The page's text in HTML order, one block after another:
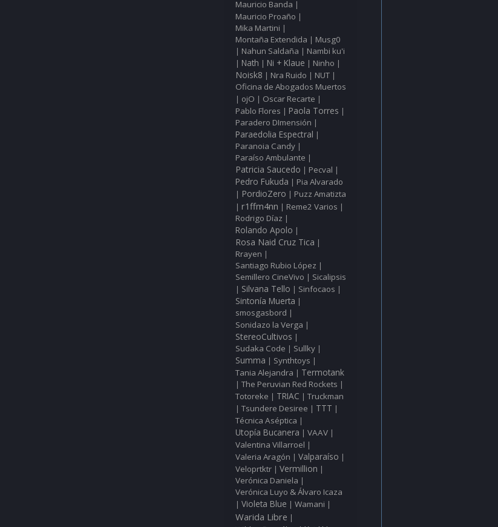
Mauricio Banda |
Mauricio Proaño |
Mika Martini |
Montaña Extendida | Musg0
| Nahun Saldaña | Nambi ku'i
| Nath | Ni + Klaue | Ninho |
Noisk8 | Nra Ruido | NUT|
Oficina de Abogados Muertos
| ojO | Oscar Recarte |
Pablo Flores | Paola Torres |
Paradero DImensión |
Paraedolia Espectral |
Paranoia Candy|
Paraíso Ambulante |
Patricia Saucedo | Pecval |
Pedro Fukuda | Pia Alvarado
| PordioZero | Puzz Amatizta
| r1ffm4nn | Reme2 Varios |
Rodrigo Díaz |
Rolando Apolo |
Rosa Naid Cruz Tica |
Rrayen |
Santiago Rubio López |
Semillero CineVivo | Sicalipsis
| Silvana Tello | Sinfocaos |
Sintonía Muerta |
smosgasbord |
Sonidazo la Verga |
StereoCultivos |
Sudaka Code | Sullky|
Summa | Synthtoys |
Tania Alejandra | Termotank
| The Peruvian Red Rockets |
Totoreke | TRIAC | Truckman
| Tsundere Desiree | TTT |
Técnica Aséptica |
Utopía Bucanera | VAAV|
Valentina Villarroel |
Valeria Aragón | Valparaíso |
Veloprtktr| Vermillion |
Verónica Daniela |
Verónica Luyo & Álvaro Icaza
| Violeta Blue | Wamani |
Warida Libre |